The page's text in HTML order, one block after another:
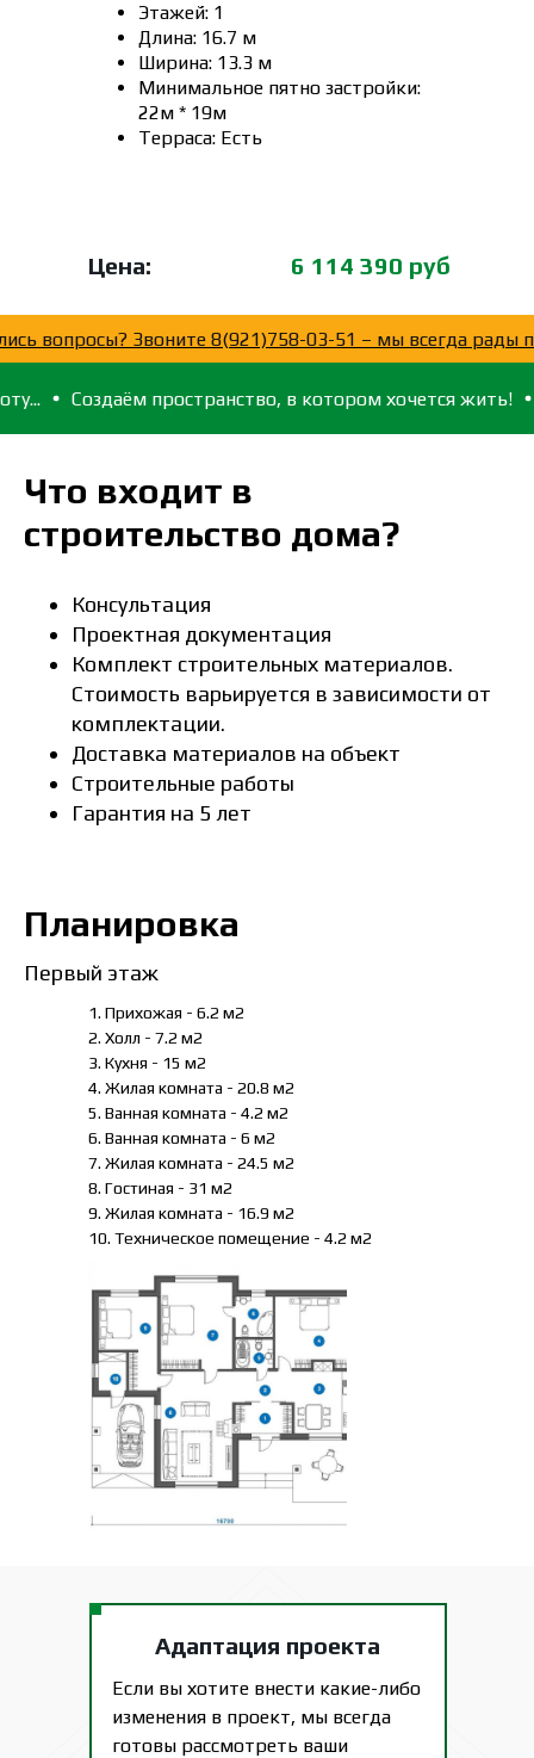
6 114 390 руб
Цена:
Этажей: 1
Длина: 16.7 м
Ширина: 13.3 м
Минимальное пятно застройки:
22м * 19м
Терраса: Есть
Остались вопросы? Звоните 8(921)758-03-51 – мы
пространство, в котором хочется жить! Для тех,
Что входит в
строительство дома?
Консультация
Проектная документация
Комплект строительных материалов.
Стоимость варьируется в зависимости от
комплектации.
Доставка материалов на объект
Строительные работы
Гарантия на 5 лет
Планировка
Первый этаж
1. Прихожая - 6.2 м2
2. Холл - 7.2 м2
3. Кухня - 15 м2
4. Жилая комната - 20.8 м2
5. Ванная комната - 4.2 м2
6. Ванная комната - 6 м2
7. Жилая комната - 24.5 м2
8. Гостиная - 31 м2
9. Жилая комната - 16.9 м2
10. Техническое помещение - 4.2 м2
Если вы хотите внести какие-либо
изменения в проект, мы всегда
готовы рассмотреть ваши
Адаптация проекта